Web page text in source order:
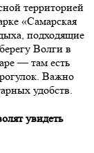
территорией
«Самарская
подходящие
Волги в
— там есть
Важно
удобств.
увидеть